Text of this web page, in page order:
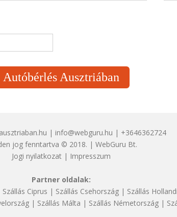
Autóbérlés Ausztriában
| info@webguru.hu | +3646362724
jog fenntartva © 2018. | WebGuru Bt.
Jogi nyilatkozat | Impresszum
Partner oldalak:
Szállás Ciprus | Szállás Csehország | Szállás
| Szállás Málta | Szállás Németország|